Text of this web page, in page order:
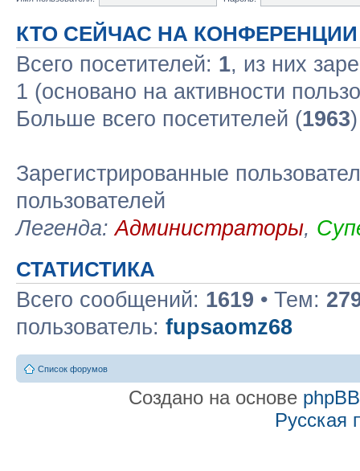
КТО СЕЙЧАС НА КОНФЕРЕНЦИИ
Всего посетителей: 1, из них
1 (основано на активности
Больше всего посетителей (1963
Зарегистрированные
пользователей
Легенда:Администраторы,
СТАТИСТИКА
Всего сообщений: 1619 • Тем:
пользователь: fupsaomz68
Список форумов
Создано на основе phpBB
Русская